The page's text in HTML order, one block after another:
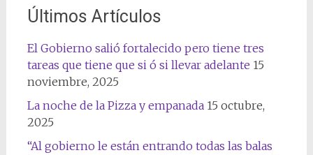
Últimos Artículos
El Gobierno salió fortalecido pero tiene tres
tareas que tiene que si ó si llevar adelante 15
noviembre, 2025
La noche de la Pizza y empanada 15 octubre,
2025
“Al gobierno le están entrando todas las balas